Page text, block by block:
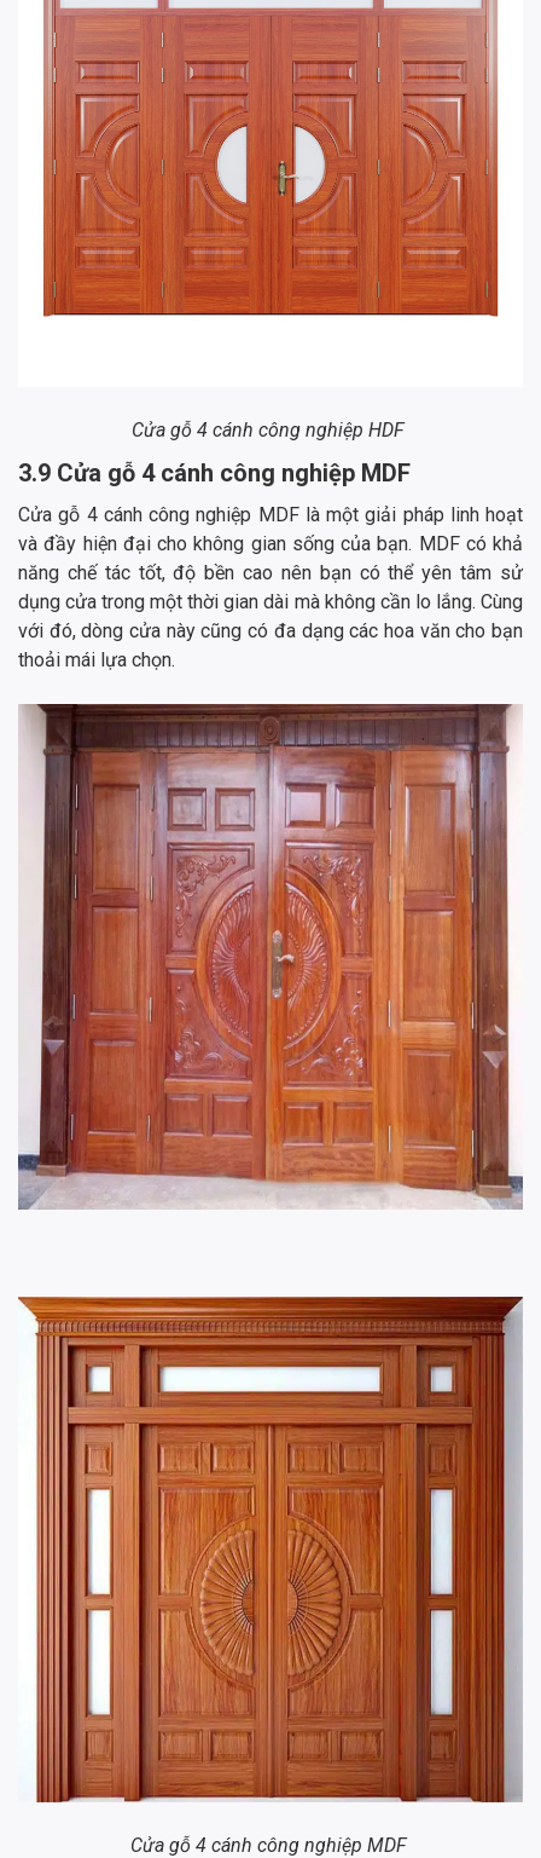
Cửa gỗ 4 cánh công nghiệp HDF
3.9 Cửa gỗ 4 cánh công nghiệp MDF
Cửa gỗ 4 cánh công nghiệp MDF là một giải pháp linh hoạt
và đầy hiện đại cho không gian sống của bạn. MDF có khả
năng chế tác tốt, độ bền cao nên bạn có thể yên tâm sử
dụng cửa trong một thời gian dài mà không cần lo lắng. Cùng
với đó, dòng cửa này cũng có đa dạng các hoa văn cho bạn
thoải mái lựa chọn.
Cửa gỗ 4 cánh công nghiệp MDF